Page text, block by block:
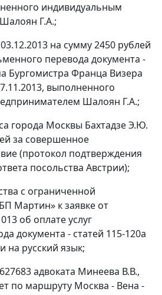
индивидуальным
Г.А.;
на сумму 2450 рублей
перевода документа -
Бургомистра Франца Визера
выполненного
Шалоян Г.А.;
города Москвы Бахтадзе Э.Ю.
за совершенное
(протокол подтверждения
посольства Австрии);
с ограниченной
Мартин» к заявке от
об оплате услуг
документа - статей 115-120а
на русский язык;
адвоката Минеева В.В.,
по маршруту Москва - Вена -